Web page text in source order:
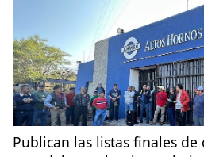
Publican las listas finales